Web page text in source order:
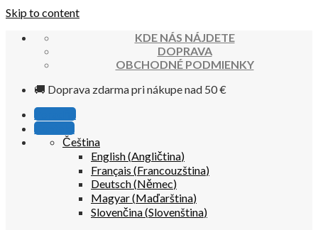
Skip to content
KDE NÁS NÁJDETE
DOPRAVA
OBCHODNÉ PODMIENKY
🚚 Doprava zdarma pri nákupe nad 50 €
Poradňa
Kontakt
Čeština
English(Angličtina)
Français (Francouzština)
Deutsch(Němec)
Magyar(Maďarština)
Slovenčina(Slovenština)